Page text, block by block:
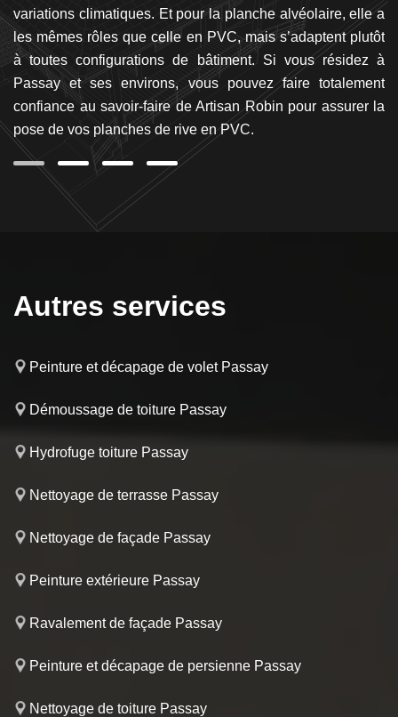
variations climatiques. Et pour la planche alvéolaire, elle a
les mêmes rôles que celle en PVC, mais s’adaptent plutôt
à toutes configurations de bâtiment. Si vous résidez à
Passay et ses environs, vous pouvez faire totalement
confiance au savoir-faire de Artisan Robin pour assurer la
pose de vos planches de rive en PVC.
Autres services
Peinture et décapage de volet Passay
Démoussage de toiture Passay
Hydrofuge toiture Passay
Nettoyage de terrasse Passay
Nettoyage de façade Passay
Peinture extérieure Passay
Ravalement de façade Passay
Peinture et décapage de persienne Passay
Nettoyage de toiture Passay